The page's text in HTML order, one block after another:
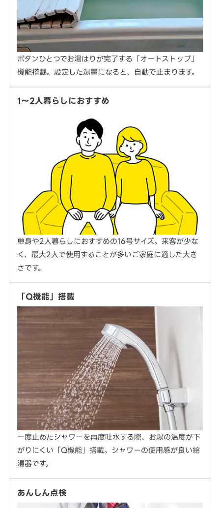
ボタンひとつでお湯はりが完了する「オートストップ」
機能搭載。設定した湯量になると、自動で止まります。
1〜2人暮らしにおすすめ
単身や2人暮らしにおすすめの16号サイズ。来客が少な
く、最大2人で使用することが多いご家庭に適した大き
さです。
「Q機能」搭載
一度止めたシャワーを再度吐水する際、お湯の温度が下
がりにくい「Q機能」搭載。シャワーの使用感が良い給
湯器です。
あんしん点検